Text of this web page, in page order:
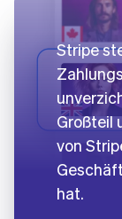
Stripe
Großteil
von
hat.